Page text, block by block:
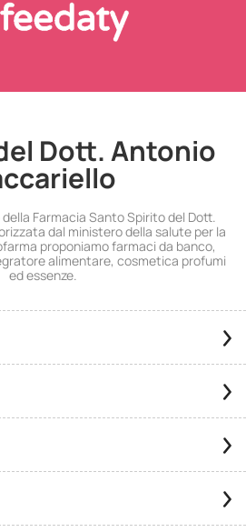
Dott. Antonio
Farmacia Santo Spirito del Dott.
dal ministero della salute per la
proponiamo farmaci da banco,
alimentare, cosmetica profumi
ed essenze.